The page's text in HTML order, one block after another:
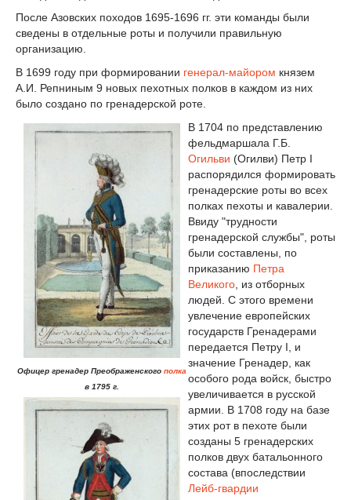
После Азовских походов 1695-1696 гг. эти команды были
сведены в отдельные роты и получили правильную
организацию.
В 1699 году при формировании генерал-майором князем
А.И. Репниным 9 новых пехотных полков в каждом из них
было создано по гренадерской роте.
Офицер гренадер Преображенского полка
в 1795 г.
В 1704 по представлению
фельдмаршала Г.Б.
Огильви (Огилви) Петр I
распорядился формировать
гренадерские роты во всех
полках пехоты и кавалерии.
Ввиду "трудности
гренадерской службы", роты
были составлены, по
приказанию Петра
Великого , из отборных
людей. С этого времени
увлечение европейских
государств Гренадерами
передается Петру I, и
значение Гренадер, как
особого рода войск, быстро
увеличивается в русской
армии. В 1708 году на базе
этих рот в пехоте были
созданы 5 гренадерских
полков двух батальонного
состава (впоследствии
Лейб-гвардии